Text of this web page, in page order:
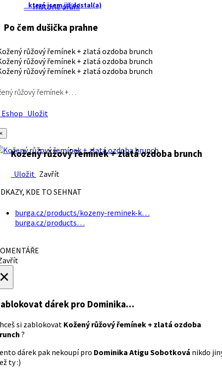
které jsem již dostal(a)
Historie přání
Po čem dušička prahne
růžový řemínek +…
Uložit
Kožený růžový řemínek + zlatá ozdoba brunch
Uložit Zavřít
KDE TO SEHNAT
burga.cz/products/kozeny-reminek-k…
burga.cz/products…
dárek pro Dominika…
si zablokovat Kožený růžový řemínek + zlatá ozdoba
?
dárek pak nekoupí pro Dominika Atigu Sobotková nikdo
ty :)